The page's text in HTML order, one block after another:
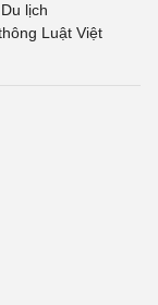
lịch
Luật Việt